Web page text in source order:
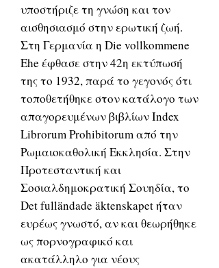
υποστήριζε τη γνώση και τον
αισθησιασμό στην ερωτική ζωή.
Στη Γερμανία η Die vollkommene
Ehe έφθασε στην 42η εκτύπωσή
της το 1932, παρά το γεγονός ότι
τοποθετήθηκε στον κατάλογο των
απαγορευμένων βιβλίων Index
Librorum Prohibitorum από την
Ρωμαιοκαθολική Εκκλησία. Στην
Προτεσταντική και
Σοσιαλδημοκρατική Σουηδία, το
Det fulländade äktenskapet ήταν
ευρέως γνωστό, αν και θεωρήθηκε
ως πορνογραφικό και
ακατάλληλο για νέους